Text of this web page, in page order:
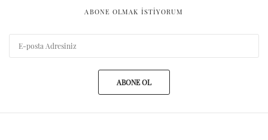
ABONE OLMAK ISTIYORUM
ABONE OL